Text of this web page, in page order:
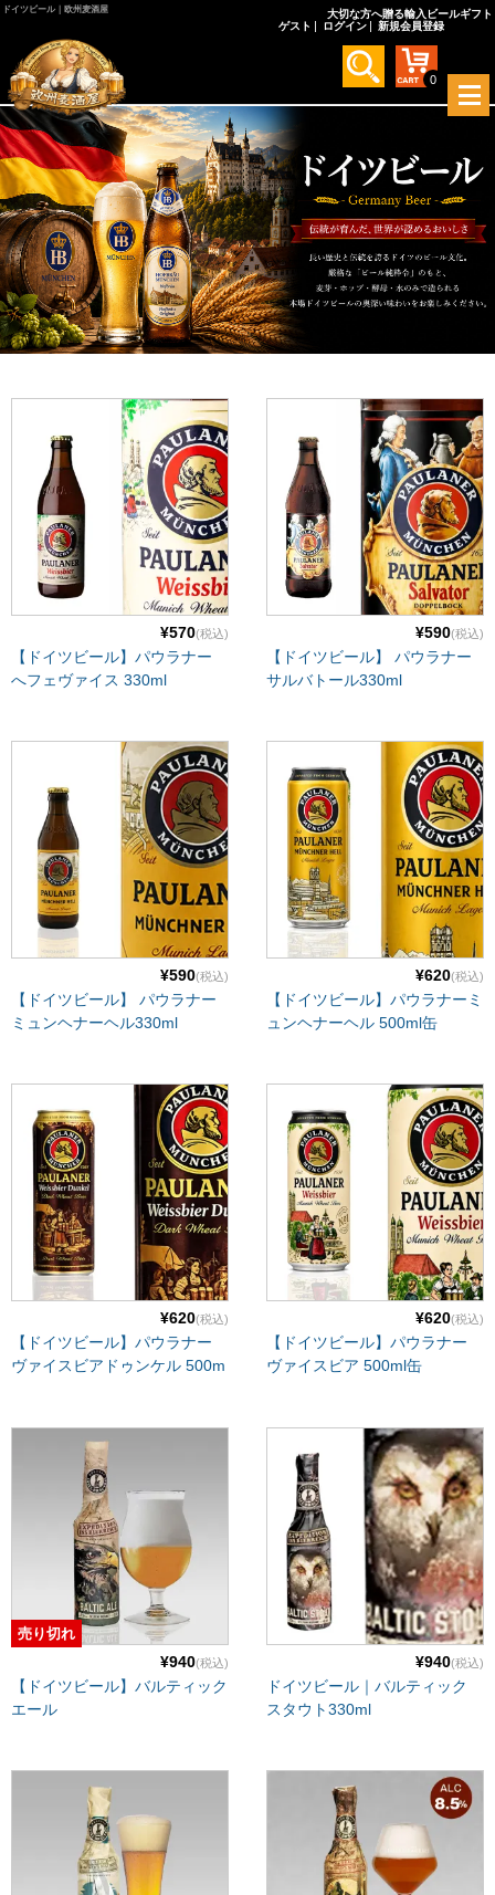
ドイツビール｜欧州麦酒屋
大切な方へ贈る輸入ビールギフト
ゲスト
ログイン 新規会員登録
0
メ
ニ
を
開
く
ドイツビール
¥570(税込)
【ドイツビール】パウラナー
へフェヴァイス 330ml
¥590(税込)
【ドイツビール】 パウラナー
サルバトール330ml
¥590(税込)
【ドイツビール】 パウラナー
ミュンヘナーヘル330ml
¥620(税込)
【ドイツビール】パウラナーミ
ュンヘナーヘル 500ml缶
¥620(税込)
【ドイツビール】パウラナー
ヴァイスビアドゥンケル 500m
¥620(税込)
【ドイツビール】パウラナー
ヴァイスビア 500ml缶
¥940(税込)
売り切れ
【ドイツビール】バルティック
エール
¥940(税込)
ドイツビール｜バルティック
スタウト330ml